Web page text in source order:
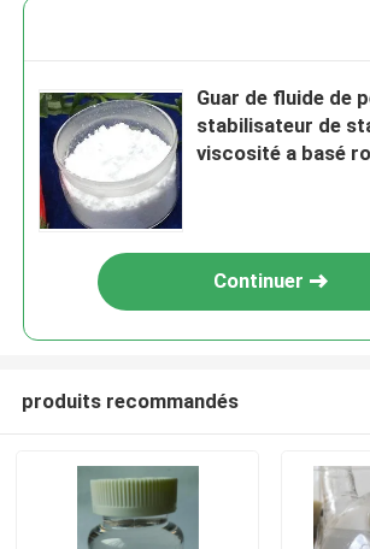
Guar de fluide de
stabilisateur de
viscosité a basé
Continuer
produits recommandés